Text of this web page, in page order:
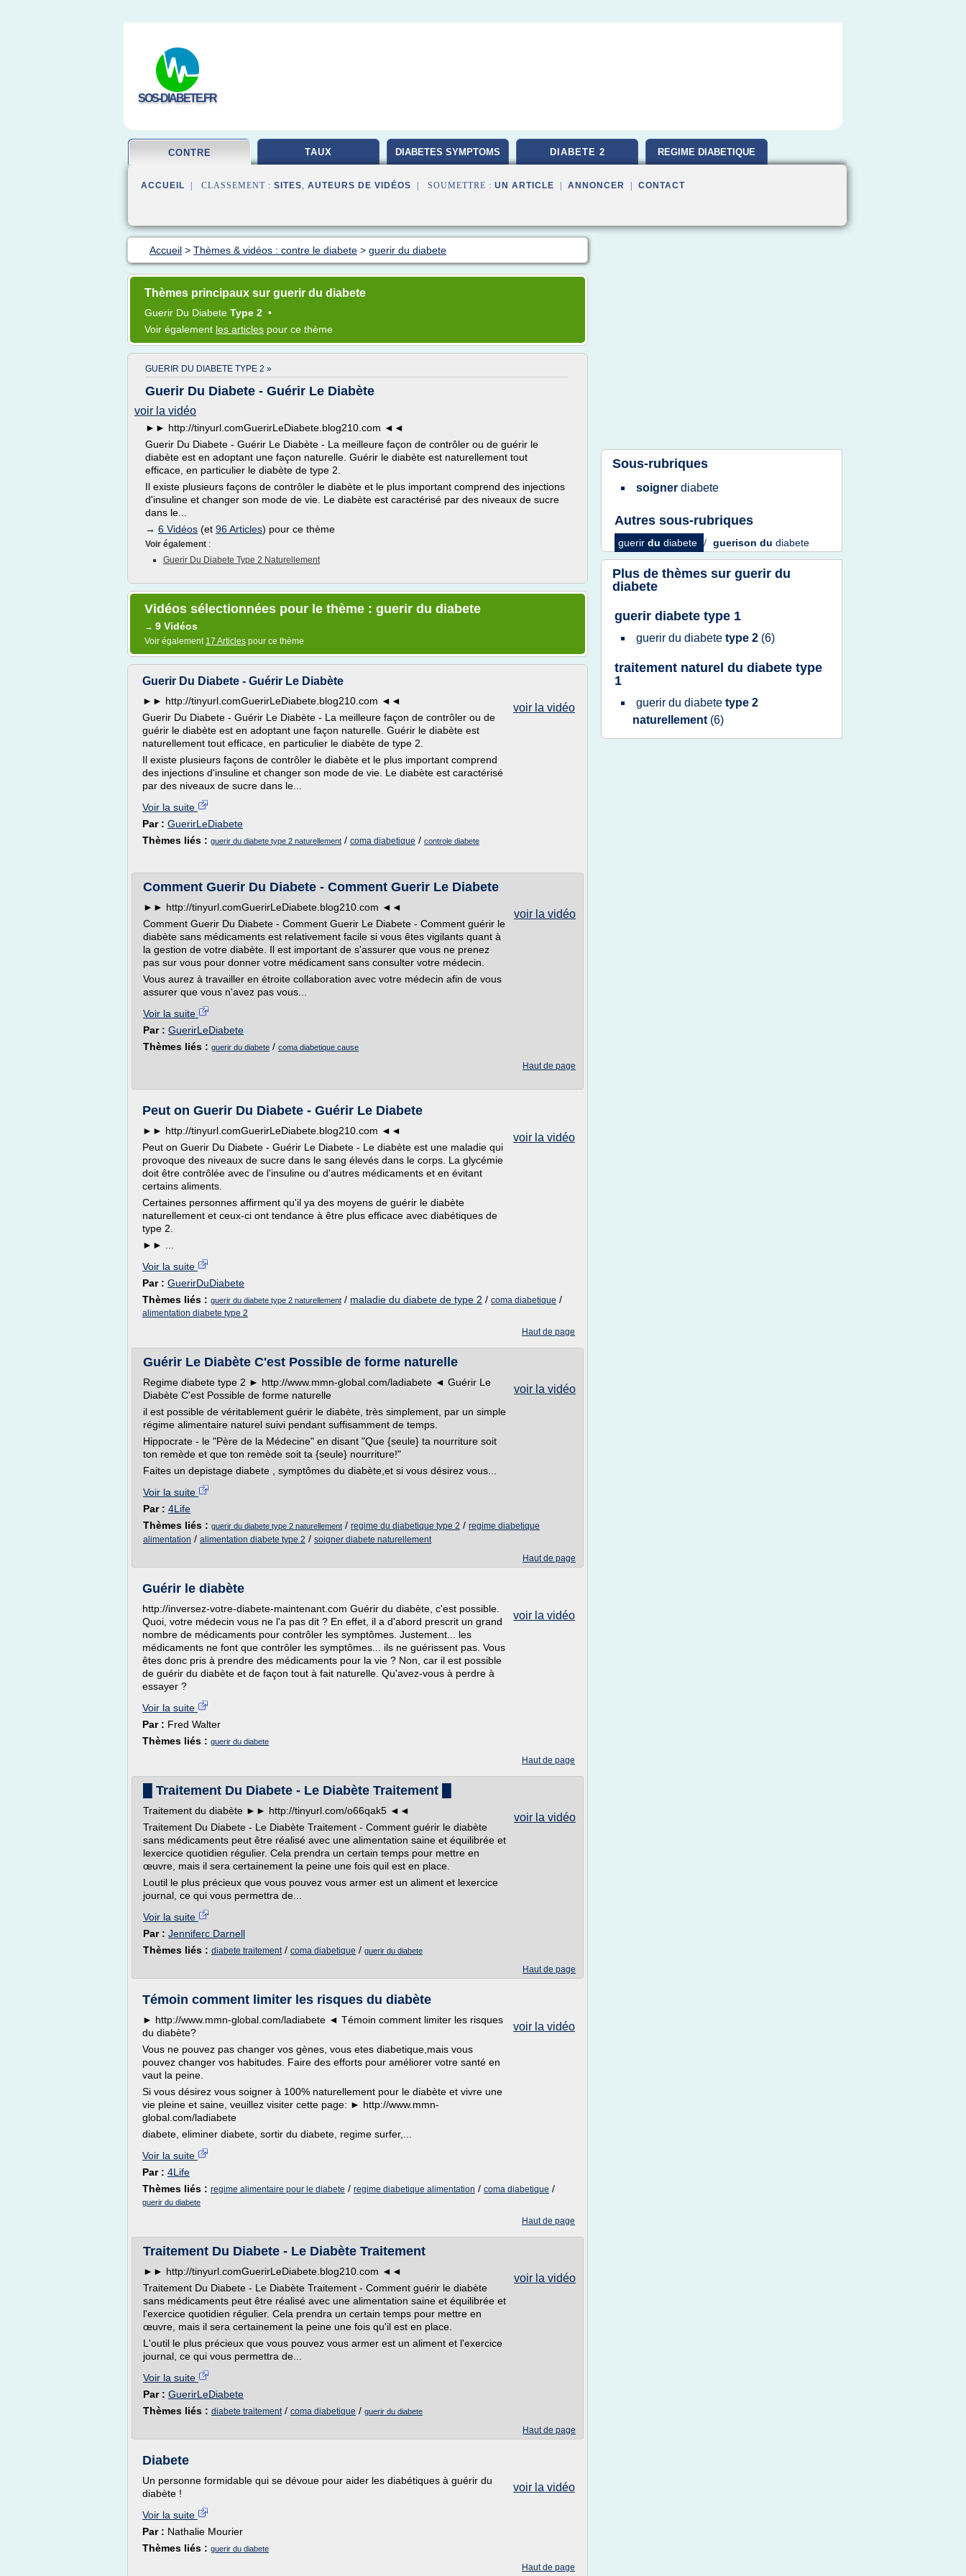
SOS-DIABETE.FR
CONTRE TAUX DIABETES SYMPTOMS DIABETE 2 REGIME DIABETIQUE
ACCUEIL | CLASSEMENT : SITES, AUTEURS DE VIDÉOS | SOUMETTRE : UN ARTICLE ANNONCER CONTACT
Accueil > Thèmes & vidéos : contre le diabete > guerir du diabete
Thèmes principaux sur guerir du diabete
Guerir Du Diabete Type 2 •
Voir également les articles pour ce thème
GUERIR DU DIABETE TYPE 2 »
Guerir Du Diabete - Guérir Le Diabète
voir la vidéo
►► http://tinyurl.comGuerirLeDiabete.blog210.com ◄◄
Guerir Du Diabete - Guérir Le Diabète - La meilleure façon de contrôler ou de guérir le
diabète est en adoptant une façon naturelle. Guérir le diabète est naturellement tout
efficace, en particulier le diabète de type 2.
Il existe plusieurs façons de contrôler le diabète et le plus important comprend des injections
d'insuline et changer son mode de vie. Le diabète est caractérisé par des niveaux de sucre
dans le...
→ 6 Vidéos (et 96 Articles) pour ce thème
Voir également :
Guerir Du Diabete Type 2 Naturellement
Vidéos sélectionnées pour le thème : guerir du diabete
→ 9 Vidéos
Voir également 17 Articles pour ce thème
Guerir Du Diabete - Guérir Le Diabète
voir la vidéo
►► http://tinyurl.comGuerirLeDiabete.blog210.com ◄◄
Guerir Du Diabete - Guérir Le Diabète - La meilleure façon de contrôler ou de
guérir le diabète est en adoptant une façon naturelle. Guérir le diabète est
naturellement tout efficace, en particulier le diabète de type 2.
Il existe plusieurs façons de contrôler le diabète et le plus important comprend
des injections d'insuline et changer son mode de vie. Le diabète est caractérisé
par des niveaux de sucre dans le...
Voir la suite
Par : GuerirLeDiabete
Thèmes liés : guerir du diabete type 2 naturellement / coma diabetique / controle diabete
Comment Guerir Du Diabete - Comment Guerir Le Diabete
voir la vidéo
►► http://tinyurl.comGuerirLeDiabete.blog210.com ◄◄
Comment Guerir Du Diabete - Comment Guerir Le Diabete - Comment guérir le
diabète sans médicaments est relativement facile si vous êtes vigilants quant à
la gestion de votre diabète. Il est important de s'assurer que vous ne prenez
pas sur vous pour donner votre médicament sans consulter votre médecin.
Vous aurez à travailler en étroite collaboration avec votre médecin afin de vous
assurer que vous n'avez pas vous...
Voir la suite
Par : GuerirLeDiabete
Thèmes liés : guerir du diabete / coma diabetique cause
Haut de page
Peut on Guerir Du Diabete - Guérir Le Diabete
voir la vidéo
►► http://tinyurl.comGuerirLeDiabete.blog210.com ◄◄
Peut on Guerir Du Diabete - Guérir Le Diabete - Le diabète est une maladie qui
provoque des niveaux de sucre dans le sang élevés dans le corps. La glycémie
doit être contrôlée avec de l'insuline ou d'autres médicaments et en évitant
certains aliments.
Certaines personnes affirment qu'il ya des moyens de guérir le diabète
naturellement et ceux-ci ont tendance à être plus efficace avec diabétiques de
type 2.
►► ...
Voir la suite
Par : GuerirDuDiabete
Thèmes liés : guerir du diabete type 2 naturellement / maladie du diabete de type 2 / coma diabetique /
alimentation diabete type 2
Haut de page
Guérir Le Diabète C'est Possible de forme naturelle
voir la vidéo
Regime diabete type 2 ► http://www.mmn-global.com/ladiabete ◄ Guérir Le
Diabète C'est Possible de forme naturelle
il est possible de véritablement guérir le diabète, très simplement, par un simple
régime alimentaire naturel suivi pendant suffisamment de temps.
Hippocrate - le "Père de la Médecine" en disant "Que {seule} ta nourriture soit
ton remède et que ton remède soit ta {seule} nourriture!"
Faites un depistage diabete , symptômes du diabète,et si vous désirez vous...
Voir la suite
Par : 4Life
Thèmes liés : guerir du diabete type 2 naturellement / regime du diabetique type 2 / regime diabetique
alimentation / alimentation diabete type 2 / soigner diabete naturellement
Haut de page
Guérir le diabète
voir la vidéo
http://inversez-votre-diabete-maintenant.com Guérir du diabète, c'est possible.
Quoi, votre médecin vous ne l'a pas dit ? En effet, il a d'abord prescrit un grand
nombre de médicaments pour contrôler les symptômes. Justement... les
médicaments ne font que contrôler les symptômes... ils ne guérissent pas. Vous
êtes donc pris à prendre des médicaments pour la vie ? Non, car il est possible
de guérir du diabète et de façon tout à fait naturelle. Qu'avez-vous à perdre à
essayer ?
Voir la suite
Par : Fred Walter
Thèmes liés : guerir du diabete
Haut de page
█ Traitement Du Diabete - Le Diabète Traitement █
voir la vidéo
Traitement du diabète ►► http://tinyurl.com/o66qak5 ◄◄
Traitement Du Diabete - Le Diabète Traitement - Comment guérir le diabète
sans médicaments peut être réalisé avec une alimentation saine et équilibrée et
lexercice quotidien régulier. Cela prendra un certain temps pour mettre en
œuvre, mais il sera certainement la peine une fois quil est en place.
Loutil le plus précieux que vous pouvez vous armer est un aliment et lexercice
journal, ce qui vous permettra de...
Voir la suite
Par : Jenniferc Darnell
Thèmes liés : diabete traitement/ coma diabetique / guerir du diabete
Haut de page
Témoin comment limiter les risques du diabète
voir la vidéo
► http://www.mmn-global.com/ladiabete ◄ Témoin comment limiter les risques
du diabète?
Vous ne pouvez pas changer vos gènes, vous etes diabetique,mais vous
pouvez changer vos habitudes. Faire des efforts pour améliorer votre santé en
vaut la peine.
Si vous désirez vous soigner à 100% naturellement pour le diabète et vivre une
vie pleine et saine, veuillez visiter cette page: ► http://www.mmn-
global.com/ladiabete
diabete, eliminer diabete, sortir du diabete, regime surfer,...
Voir la suite
Par : 4Life
Thèmes liés : regime alimentaire pour le diabete / regime diabetique alimentation / coma diabetique /
guerir du diabete
Haut de page
Traitement Du Diabete - Le Diabète Traitement
voir la vidéo
►► http://tinyurl.comGuerirLeDiabete.blog210.com ◄◄
Traitement Du Diabete - Le Diabète Traitement - Comment guérir le diabète
sans médicaments peut être réalisé avec une alimentation saine et équilibrée et
l'exercice quotidien régulier. Cela prendra un certain temps pour mettre en
œuvre, mais il sera certainement la peine une fois qu'il est en place.
L'outil le plus précieux que vous pouvez vous armer est un aliment et l'exercice
journal, ce qui vous permettra de...
Voir la suite
Par : GuerirLeDiabete
Thèmes liés : diabete traitement/ coma diabetique / guerir du diabete
Haut de page
Diabete
voir la vidéo
Un personne formidable qui se dévoue pour aider les diabétiques à guérir du
diabète !
Voir la suite
Par : Nathalie Mourier
Thèmes liés : guerir du diabete
Haut de page
Sous-rubriques
soigner diabete
Autres sous-rubriques
guerir du diabete / guerison du diabete
Plus de thèmes sur guerir du
diabete
guerir diabete type 1
guerir du diabete type 2 (6)
traitement naturel du diabete type
1
guerir du diabete type 2
naturellement (6)